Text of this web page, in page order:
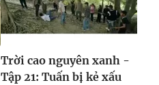
Trời cao nguyên xanh -
Tập 21: Tuấn bị kẻ xấu